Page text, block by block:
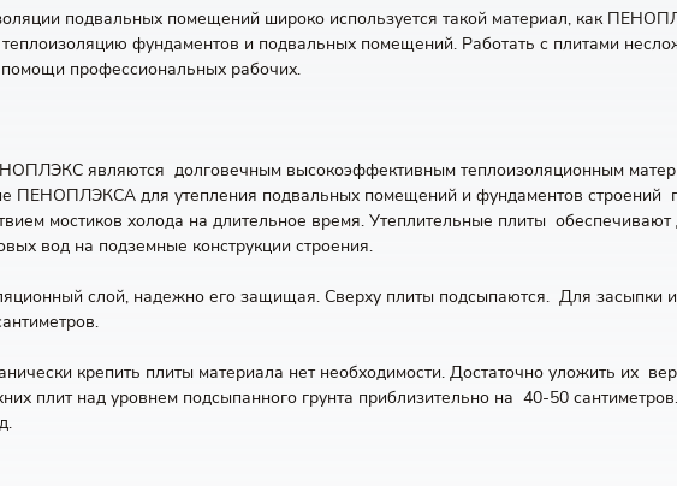
подвальных помещений широко используется такой материал, как
фундаментов и подвальных помещений. Работать с плитами
профессиональных рабочих.
являются долговечным высокоэффективным теплоизоляционным
ПЕНОПЛЭКСА для утепления подвальных помещений и фундаментов строений
мостиков холода на длительное время. Утеплительные плиты
вод на подземные конструкции строения.
слой, надежно его защищая. Сверху плиты подсыпаются. Для засыпки
крепить плиты материала нет необходимости. Достаточно уложить их
плит над уровнем подсыпанного грунта приблизительно на 40-50